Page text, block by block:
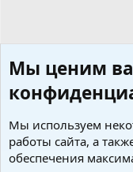
Пользователи
Мы ценим
Мы используем
работы сайта, а
обеспечения